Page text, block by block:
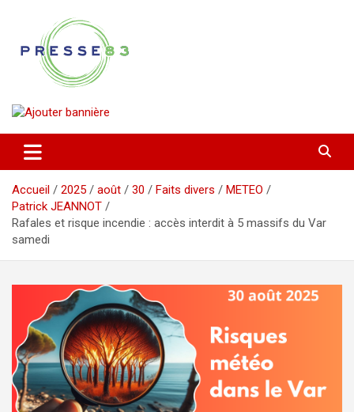
contenu
Presse 83
Accueil 2025 août 30 Faits divers
METEO
Patrick JEANNOT
Rafales et risque incendie : accès interdit à 5 massifs du Var
samedi